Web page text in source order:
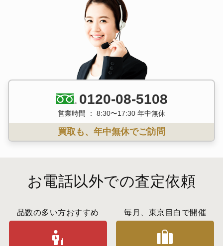
0120-08-5108
営業時間 ： 8:30〜17:30 年中無休
買取も、年中無休でご訪問
お電話以外での査定依頼
品数の多い方おすすめ 毎月、東京目白で開催